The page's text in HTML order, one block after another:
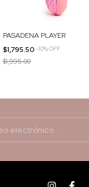
PASADENA PLAYER
$1,795.50 -10%OFF
$1,995.00